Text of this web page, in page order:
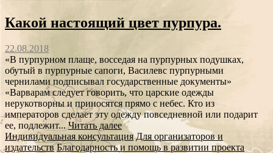
Какой настоящий цвет пурпура.
22.08.2018
«В пурпурном плаще, восседая на пурпурных подушках,
обутый в пурпурные сапоги, Василевс пурпурными
чернилами подписывал государственные документы»
«Варварам следует говорить, что царские одежды
нерукотворны и приносятся прямо с небес. Кто из
императоров сделает эту одежду повседневной или подарит
ее, подлежит... Читать далее
Индивидуальная консультация Для организаторов и
издательств Благодарность и помощь в развитии проекта